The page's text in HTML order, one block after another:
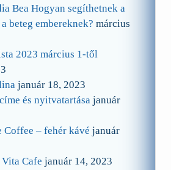
Bea Hogyan segíthetnek a
beteg embereknek? március
2023 március 1-től
január 18, 2023
és nyitvatartása január
– fehér kávé január
Cafe január 14, 2023